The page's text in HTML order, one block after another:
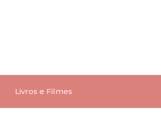
Livros e Filmes